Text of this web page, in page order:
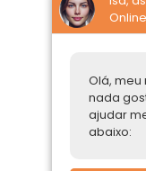
Olá, meu
nada
ajudar
abaixo:
Comprar
Quero Comprar